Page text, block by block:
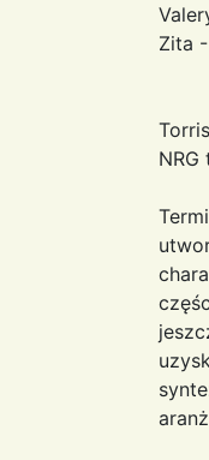
Zita
NRG